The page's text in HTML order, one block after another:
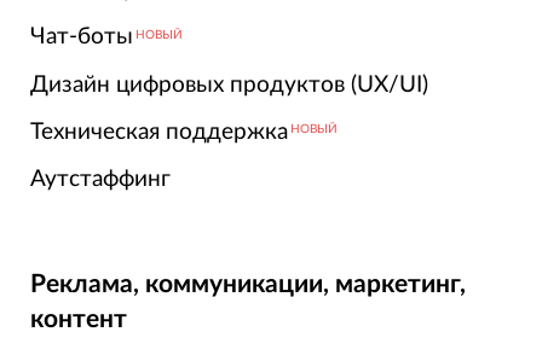
Чат-боты НОВЫЙ
Дизайн цифровых продуктов (UX/UI)
Техническая поддержка НОВЫЙ
Аутстаффинг
Реклама, коммуникации, маркетинг,
контент